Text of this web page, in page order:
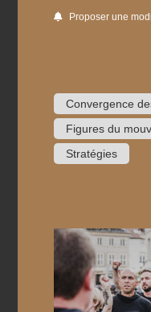
Proposer une
Convergence
Figures du
Stratégies